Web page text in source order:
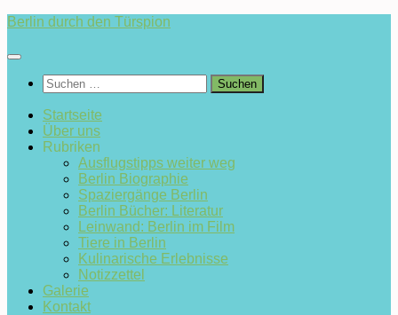
Zum
springen
Berlin durch den Türspion
Suchen
nach:
Startseite
Über uns
Rubriken
Ausflugstipps weiter weg
Berlin Biographie
Spaziergänge Berlin
Berlin Bücher: Literatur
Leinwand: Berlin im Film
Tiere in Berlin
Kulinarische Erlebnisse
Notizzettel
Galerie
Kontakt